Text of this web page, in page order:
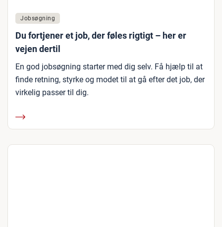
Jobsøgning
Du fortjener et job, der føles rigtigt – her er
vejen dertil
En god jobsøgning starter med dig selv. Få hjælp til at
finde retning, styrke og modet til at gå efter det job, der
virkelig passer til dig.